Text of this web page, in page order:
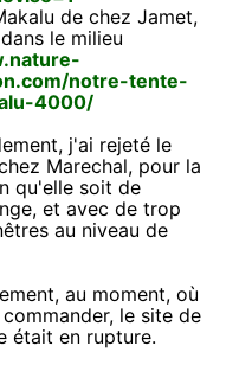
de chez Jamet,
le milieu
notre-tente-
4000/
j'ai rejeté le
Marechal, pour la
qu'elle soit de
et avec de trop
au niveau de
au moment, où
le site de
était en rupture.